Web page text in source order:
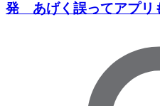
発 あげく誤ってアプリ